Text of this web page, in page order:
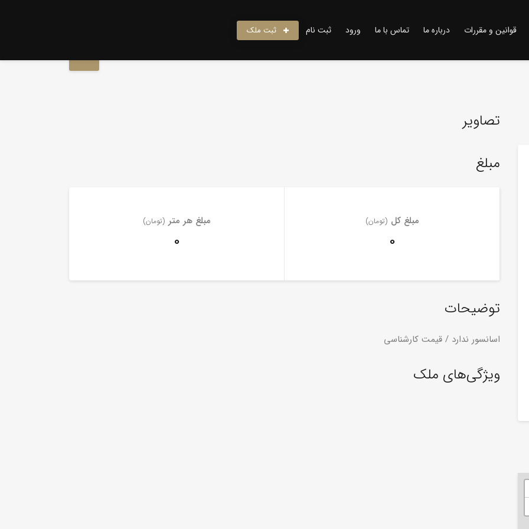
قوانین و مقررات درباره ما تماس با ما ورود ثبت نام ثبت ملک
تصاویر
مبلغ
مبلغ کل (تومان)
0
مبلغ هر متر (تومان)
0
توضیحات
اسانسور ندارد / قیمت کارشناسی
ویژگی‌های ملک